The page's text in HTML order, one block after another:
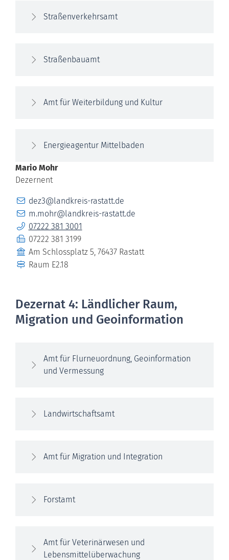
Straßenverkehrsamt
Straßenbauamt
Amt für Weiterbildung und Kultur
Energieagentur Mittelbaden
Mario Mohr
Dezernent
E-Maildez3@landkreis-rastatt.de
E-Mailm.mohr@landkreis-rastatt.de
Telefon07222 381 3001
Fax 07222 381 3199
Gebäude
Am Schlossplatz 5, 76437 Rastatt
Raum E2.18
Dezernat 4: Ländlicher Raum,
Migration und Geoinformation
Amt für Flurneuordnung, Geoinformation
und Vermessung
Landwirtschaftsamt
Amt für Migration und Integration
Forstamt
Amt für Veterinärwesen und
Lebensmittelüberwachung